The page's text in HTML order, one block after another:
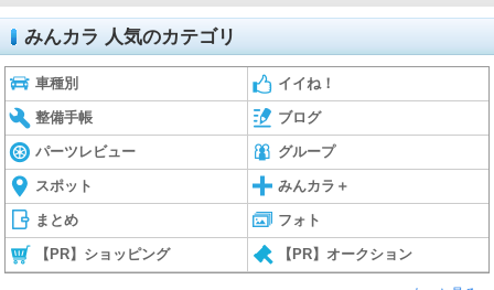
みんカラ 人気のカテゴリ
車種別 イイね！
整備手帳 ブログ
パーツレビュー グループ
スポット みんカラ＋
まとめ フォト
【PR】ショッピング 【PR】オークション